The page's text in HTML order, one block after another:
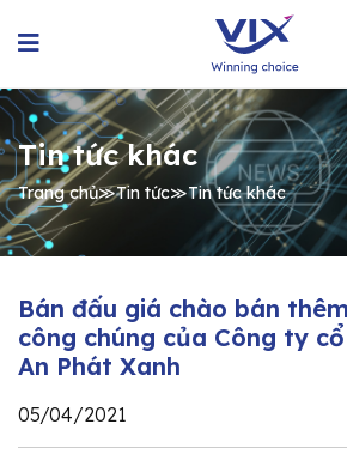
Tin tức khác
Trang chủ≫Tin tức≫Tin tức khác
Bán đấu giá chào bán
công chúng của Công ty
An Phát Xanh
05/04/2021